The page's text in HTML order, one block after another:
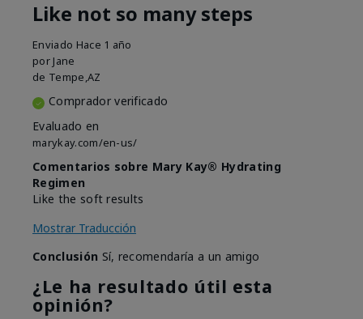
Like not so many steps
Enviado Hace 1 año
por Jane
de Tempe,AZ
Comprador verificado
Evaluado en
marykay.com/en-us/
Comentarios sobre Mary Kay® Hydrating
Regimen
Like the soft results
Mostrar Traducción
Conclusión Sí, recomendaría a un amigo
¿Le ha resultado útil esta
opinión?